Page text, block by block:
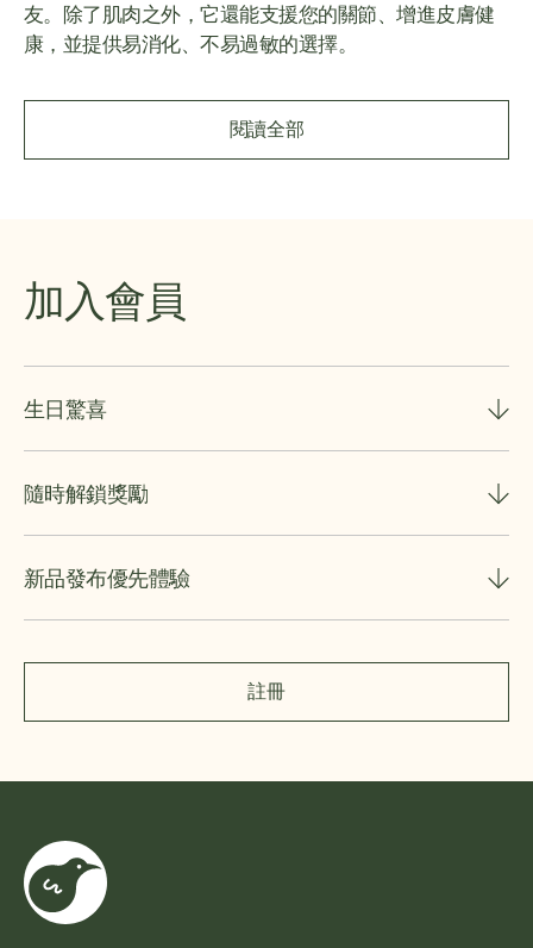
閱讀全部
友。除了肌肉之外，它還能支援您的關節、增進皮膚健
康，並提供易消化、不易過敏的選擇。
加入會員
註冊
生日驚喜
隨時解鎖獎勵
新品發布優先體驗